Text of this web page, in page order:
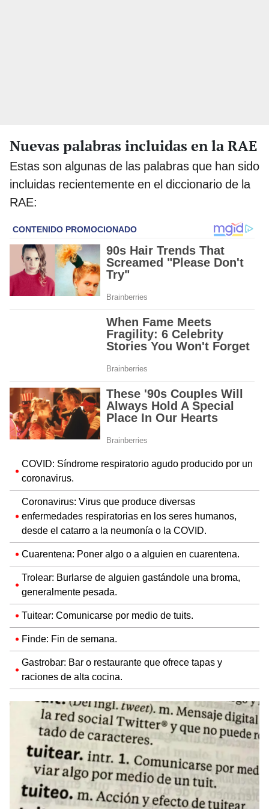
Nuevas palabras incluidas en la RAE
Estas son algunas de las palabras que han sido
incluidas recientemente en el diccionario de la
RAE:
COVID: Síndrome respiratorio agudo producido por un
coronavirus.
Coronavirus: Virus que produce diversas
enfermedades respiratorias en los seres humanos,
desde el catarro a la neumonía o la COVID.
Cuarentena: Poner algo o a alguien en cuarentena.
Trolear: Burlarse de alguien gastándole una broma,
generalmente pesada.
Tuitear: Comunicarse por medio de tuits.
Finde: Fin de semana.
Gastrobar: Bar o restaurante que ofrece tapas y
raciones de alta cocina.